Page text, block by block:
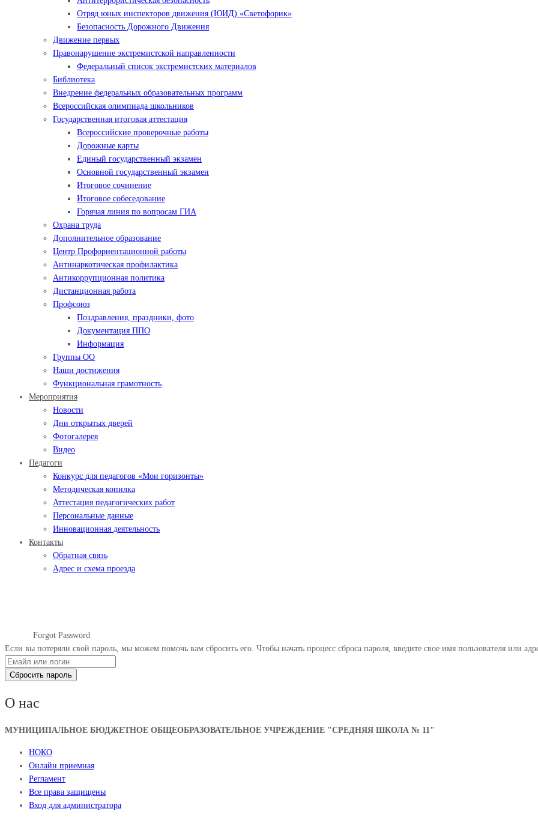
Отряд юных инспекторов движения (ЮИД) «Светофорик»
Безопасность Дорожного Движения
Движение первых
Правонарушение экстремистской направленности
Федеральный список экстремистских материалов
Библиотека
Внедрение федеральных образовательных программ
Всероссийская олимпиада школьников
Государственная итоговая аттестация
Всероссийские проверочные работы
Дорожные карты
Единый государственный экзамен
Основной государственный экзамен
Итоговое сочинение
Итоговое собеседование
Горячая линия по вопросам ГИА
Охрана труда
Дополнительное образование
Центр Профориентационной работы
Антинаркотическая профилактика
Антикоррупционная политика
Дистанционная работа
Профсоюз
Поздравления, праздники, фото
Документация ППО
Информация
Группы ОО
Наши достижения
Функциональная грамотность
Мероприятия
Новости
Дни открытых дверей
Фотогалерея
Видео
Педагоги
Конкурс для педагогов «Мои горизонты»
Методическая копилка
Аттестация педагогических работ
Персональные данные
Инновационная деятельность
Контакты
Обратная связь
Адрес и схема проезда
Forgot Password
Если вы потеряли свой пароль, мы можем помочь вам сбросить его. Чтобы начать процесс сброса пароля, введите свое имя пользователя или
О нас
МУНИЦИПАЛЬНОЕ БЮДЖЕТНОЕ ОБЩЕОБРАЗОВАТЕЛЬНОЕ УЧРЕЖДЕНИЕ "СРЕДНЯЯ ШКОЛА № 11"
НОКО
Онлайн приемная
Регламент
Все права защищены
Вход для администратора